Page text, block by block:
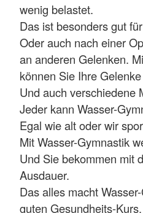
wenig belastet.
Das ist besonders gut
Oder auch nach einer
an anderen Gelenken.
können Sie Ihre
Und auch verschiedene
Jeder kann Wasser-
Egal wie alt oder wir
Mit Wasser-Gymnastik
Und Sie bekommen mit
Ausdauer.
Das alles macht
guten Gesundheits-Kurs.